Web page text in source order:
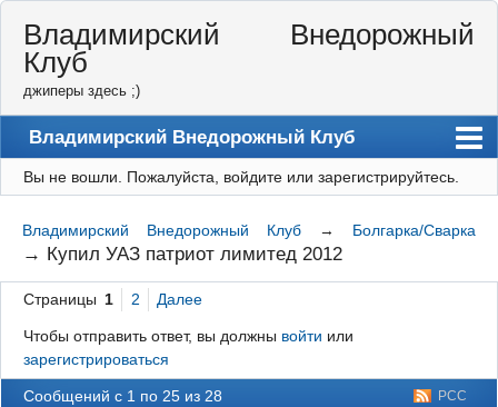
Владимирский Внедорожный
Клуб
джиперы здесь ;)
Владимирский Внедорожный Клуб
Форум
Правила
Регистрация
Вход
Вы не вошли. Пожалуйста, войдите или зарегистрируйтесь.
Владимирский Внедорожный Клуб → Болгарка/Сварка
→ Купил УАЗ патриот лимитед 2012
Страницы 1 2 Далее
Чтобы отправить ответ, вы должны войти или
зарегистрироваться
РСС
Сообщений с 1 по 25 из 28